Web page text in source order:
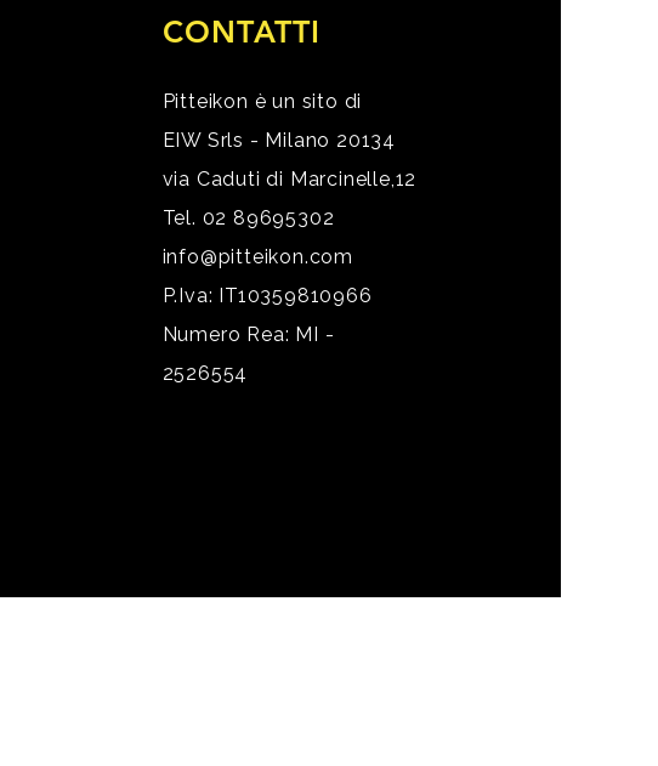
CONTATTI
Pitteikon è un sito di
EIW Srls - Milano 20134
via Caduti di Marcinelle,12
Tel. 02 89695302
info@pitteikon.com
P.Iva: IT10359810966
Numero Rea: MI -
2526554